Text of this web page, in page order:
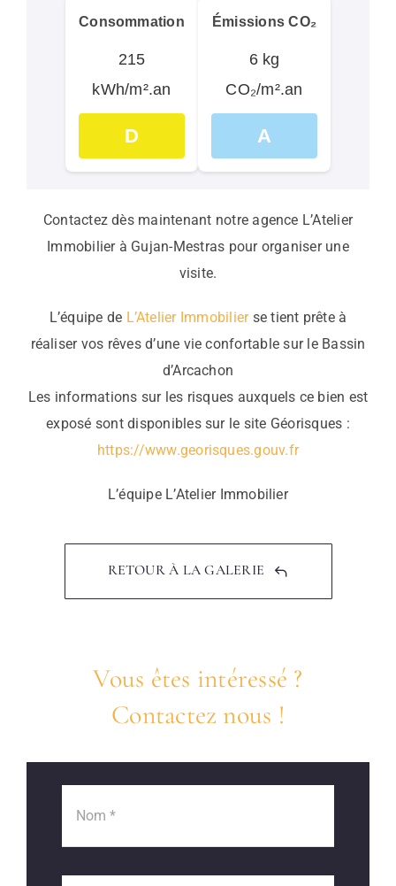
Consommation
215
kWh/m².an
D
Émissions CO₂
6 kg
CO₂/m².an
A
Contactez dès maintenant notre agence L’Atelier
Immobilier à Gujan-Mestras pour organiser une
visite.
L’équipe de L’Atelier Immobilierse tient prête à
réaliser vos rêves d’une vie confortable sur le Bassin
d’Arcachon
Les informations sur les risques auxquels ce bien est
exposé sont disponibles sur le site Géorisques :
https://www.georisques.gouv.fr
L’équipe L’Atelier Immobilier
RETOUR À LA GALERIE
Vous êtes intéressé ?
Contactez nous !